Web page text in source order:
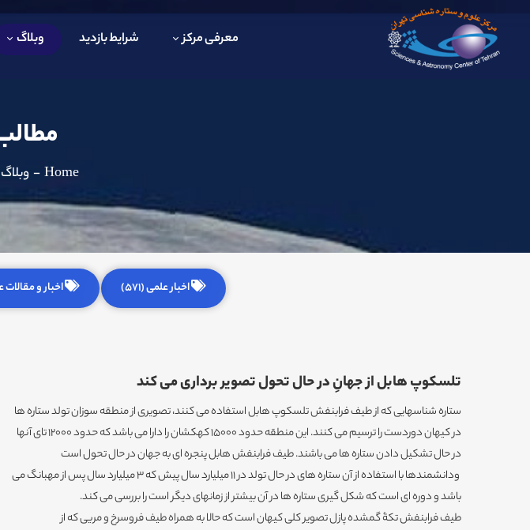
معرفی مرکز شرایط بازدید وبلاگ
Home
- وبلاگ
اخبار علمی (571) اخبار و مقالات
تلسکوپ هابل از جهانِ در حال تحول تصویر برداری می کند
ستاره شناسهایی که از طیف فرابنفش تلسکوپ هابل استفاده می کنند، تصویری از منطقه سوزان تولد ستاره ها
در کیهان دوردست را ترسیم می کنند. این منطقه حدود 15000 کهکشان را دارا می باشد که حدود 12000 تای آنها
در حال تشکیل دادن ستاره ها می باشند. طیف فرابنفش هابل پنجره ای به جهان در حال تحول است
ودانشمندها با استفاده از آن ستاره های در حال تولد در 11 میلیارد سال پیش که 3 میلیارد سال پس از مهبانگ می
باشد و دوره ای است که شکل گیری ستاره ها در آن بیشتر از زمانهای دیگر است را بررسی می کند.
طیف فرابنفش تکۀ گمشده پازل تصویر کلی کیهان است که حالا به همراه طیف فروسرخ و مریی که از